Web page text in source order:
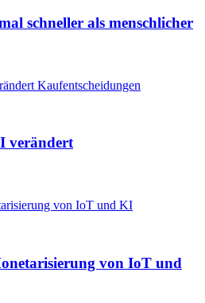
schneller als menschlicher
verändert
von IoT und